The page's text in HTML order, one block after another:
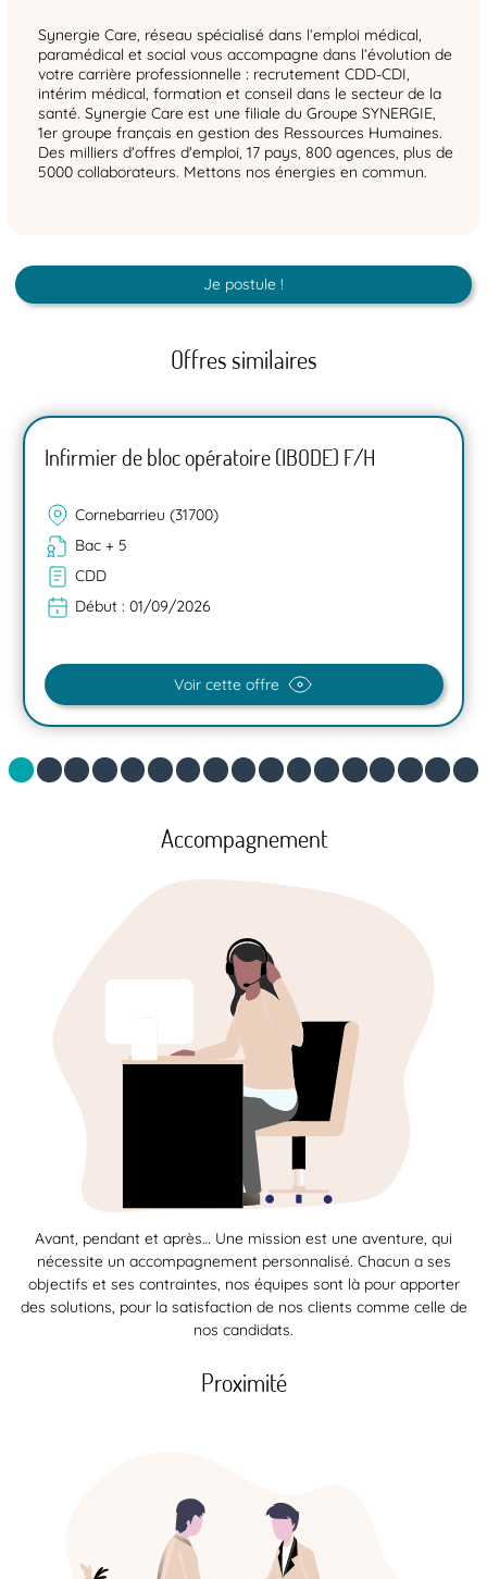
Synergie Care, réseau spécialisé dans l’emploi médical,
paramédical et social vous accompagne dans l’évolution de
votre carrière professionnelle : recrutement CDD-CDI,
intérim médical, formation et conseil dans le secteur de la
santé. Synergie Care est une filiale du Groupe SYNERGIE,
1er groupe français en gestion des Ressources Humaines.
Des milliers d'offres d'emploi, 17 pays, 800 agences, plus de
5000 collaborateurs. Mettons nos énergies en commun.
Je postule !
Offres similaires
Infirmier de bloc opératoire (IBODE) F/H
Cornebarrieu (31700)
Bac + 5
CDD
Début : 01/09/2026
Voir cette offre
Accompagnement
Avant, pendant et après… Une mission est une aventure, qui
nécessite un accompagnement personnalisé. Chacun a ses
objectifs et ses contraintes, nos équipes sont là pour apporter
des solutions, pour la satisfaction de nos clients comme celle de
nos candidats.
Proximité